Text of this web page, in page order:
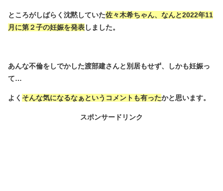
ところがしばらく沈黙していた佐々木希ちゃん、なんと2022年11
月に第２子の妊娠を発表しました。
あんな不倫をしでかした渡部建さんと別居もせず、しかも妊娠っ
て…
よく そんな気になるなぁというコメントも有ったかと思います。
スポンサードリンク